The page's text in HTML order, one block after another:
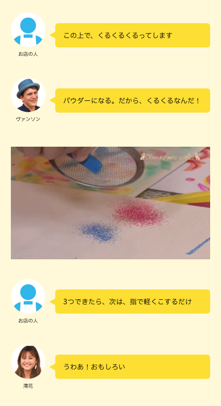
お店の人
この上で、くるくるくるってします
ヴァンソン
パウダーになる。だから、くるくるなんだ！
お店の人
3つできたら、次は、指で軽くこするだけ
澪花
うわあ！おもしろい